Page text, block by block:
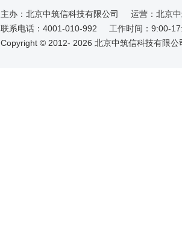
主办：北京中筑信科技有限公司
运营：北京
联系电话：4001-010-992
工作时间：9:00-
Copyright © 2012- 2026 北京中筑信科技有限公